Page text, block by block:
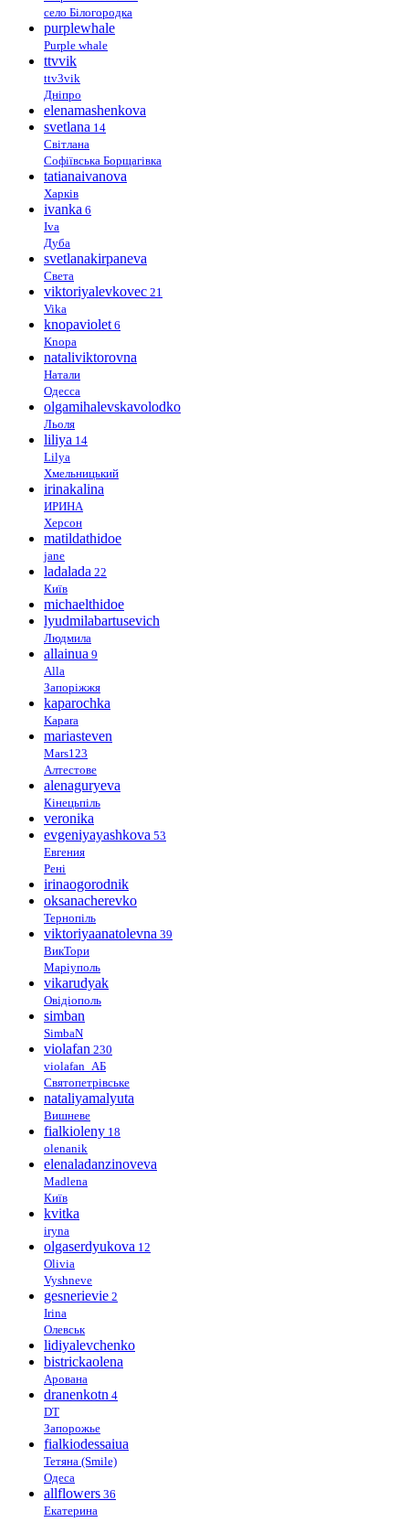
село Білогородка
purplewhale
Purple whale
ttvvik
ttv3vik
Дніпро
elenamashenkova
svetlana 14
Світлана
Софіївська Борщагівка
tatianaivanova
Харків
ivanka 6
Iva
Дуба
svetlanakirpaneva
Света
viktoriyalevkovec 21
Vika
knopaviolet 6
Knopa
nataliviktorovna
Натали
Одесса
olgamihalevskavolodko
Льоля
liliya 14
Lilya
Хмельницький
irinakalina
ИРИНА
Херсон
matildathidoe
jane
ladalada 22
Київ
michaelthidoe
lyudmilabartusevich
Людмила
allainua 9
Alla
Запоріжжя
kaparochka
Kapara
mariasteven
Mars123
Алтестове
alenaguryeva
Кінецьпіль
veronika
evgeniyayashkova 53
Евгения
Рені
irinaogorodnik
oksanacherevko
Тернопіль
viktoriyaanatolevna 39
ВикТори
Маріуполь
vikarudyak
Овідіополь
simban
SimbaN
violafan 230
violafan_АБ
Святопетрівське
nataliyamalyuta
Вишневе
fialkioleny 18
olenanik
elenaladanzinoveva
Madlena
Київ
kvitka
iryna
olgaserdyukova 12
Olivia
Vyshneve
gesnerievie 2
Irina
Олевськ
lidiyalevchenko
bistrickaolena
Арована
dranenkotn 4
DT
Запорожье
fialkiodessaiua
Тетяна (Smile)
Одеса
allflowers 36
Екатерина